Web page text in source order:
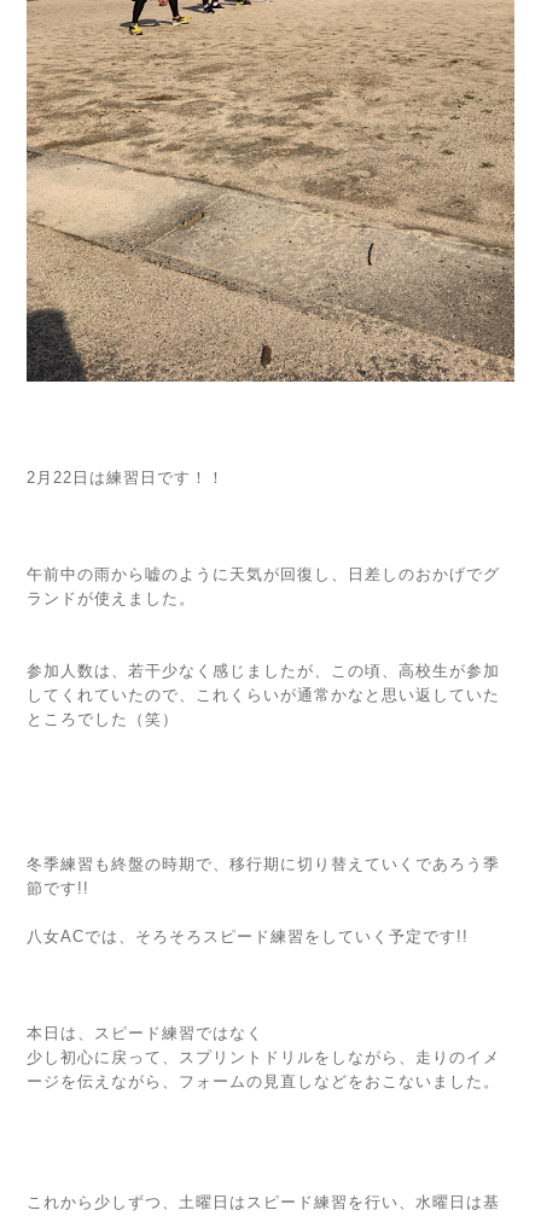
2月22日は練習日です！！
午前中の雨から嘘のように天気が回復し、日差しのおかげでグ
ランドが使えました。
参加人数は、若干少なく感じましたが、この頃、高校生が参加
してくれていたので、これくらいが通常かなと思い返していた
ところでした（笑）
冬季練習も終盤の時期で、移行期に切り替えていくであろう季
節です!!
八女ACでは、そろそろスピード練習をしていく予定です!!
本日は、スピード練習ではなく
少し初心に戻って、スプリントドリルをしながら、走りのイメ
ージを伝えながら、フォームの見直しなどをおこないました。
これから少しずつ、土曜日はスピード練習を行い、水曜日は基